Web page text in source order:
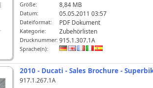
Größe: 8,84 MB
Datum: 05.05.2011 03:57
Dateiformat: PDF Dokument
Kategorie: Zubehörlisten
Drucknummer: 915.1.307.1A
Sprache(n):
2010 - Ducati - Sales Brochure -
917.1.267.1A